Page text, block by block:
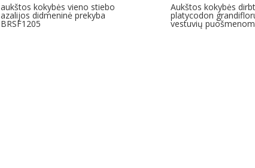
aukštos kokybės vieno stiebo
azalijos didmeninė prekyba
BRSF1205
Aukštos kokybės
platycodon
vestuvių